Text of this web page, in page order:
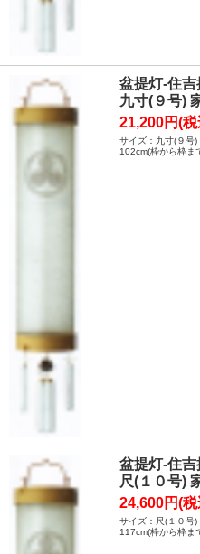
盆提灯-住
九寸(９号)
21,200円(税
サイズ：九寸(９号)
102cm(枠から枠ま
盆提灯-住
尺(１０号)
24,600円(税
サイズ：尺(１０号)
117cm(枠から枠ま